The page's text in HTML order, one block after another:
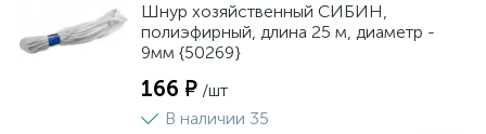
Шнур хозяйственный СИБИН,
полиэфирный, длина 25 м, диаметр -
9мм {50269}
166 ₽ /шт
В наличии 35